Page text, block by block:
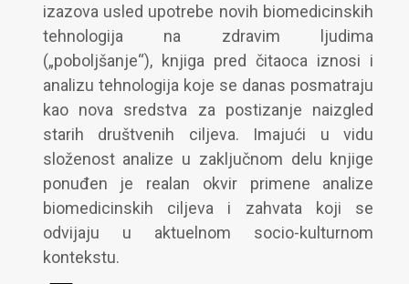
izazova usled upotrebe novih biomedicinskih
tehnologija na zdravim ljudima
(„poboljšanje“), knjiga pred čitaoca iznosi i
analizu tehnologija koje se danas posmatraju
kao nova sredstva za postizanje naizgled
starih društvenih ciljeva. Imajući u vidu
složenost analize u zaključnom delu knjige
ponuđen je realan okvir primene analize
biomedicinskih ciljeva i zahvata koji se
odvijaju u aktuelnom socio-kulturnom
kontekstu.